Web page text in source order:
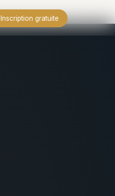
Inscription gratuite